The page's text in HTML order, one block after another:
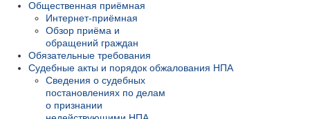
Общественная приёмная
Интернет-приёмная
Обзор приёма и
обращений граждан
Обязательные требования
Судебные акты и порядок обжалования НПА
Сведения о судебных
постановлениях по делам
о признании